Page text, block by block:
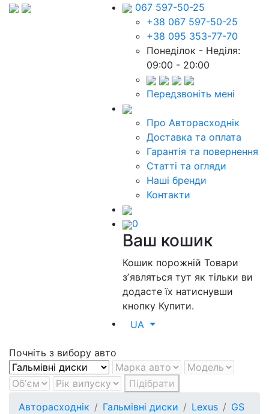
067 597-50-25
+38 067 597-50-25
+38 095 353-77-70
Понеділок - Неділя:
09:00 - 20:00
Передзвоніть мені
Про Авторасходнік
Доставка та оплата
Гарантія та повернення
Статті та огляди
Наші бренди
Контакти
0
Ваш кошик
Кошик порожнійТовари
зʼявляться тут як тільки ви
додасте їх натиснувши
кнопку Купити.
UA
Почніть з вибору авто
Підібрати
Авторасходнік
Гальмівні диски Lexus
GS